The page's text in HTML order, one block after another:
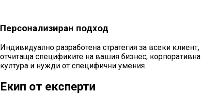
Персонализиран подход
Индивидуално разработена стратегия за всеки клиент,
отчитаща спецификите на вашия бизнес, корпоративна
култура и нужди от специфични умения.
Екип от експерти